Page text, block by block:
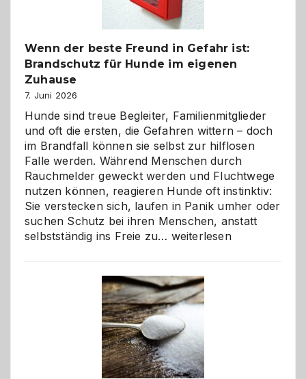
Wenn der beste Freund in Gefahr ist:
Brandschutz für Hunde im eigenen
Zuhause
7. Juni 2026
Hunde sind treue Begleiter, Familienmitglieder
und oft die ersten, die Gefahren wittern – doch
im Brandfall können sie selbst zur hilflosen
Falle werden. Während Menschen durch
Rauchmelder geweckt werden und Fluchtwege
nutzen können, reagieren Hunde oft instinktiv:
Sie verstecken sich, laufen in Panik umher oder
suchen Schutz bei ihren Menschen, anstatt
selbstständig ins Freie zu… Wenn
Freund
in
Gefahr
ist:
Brandschutz
für
Hunde
weiterlesen